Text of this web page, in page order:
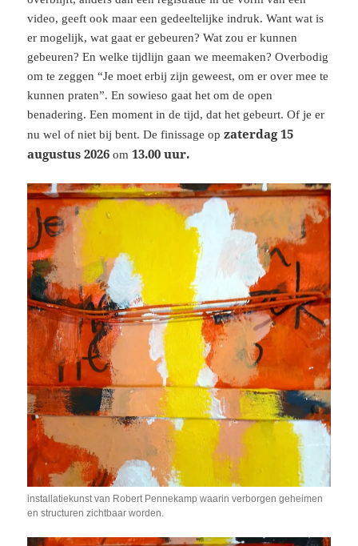
video, geeft ook maar een gedeeltelijke indruk. Want wat is
er mogelijk, wat gaat er gebeuren? Wat zou er kunnen
gebeuren? En welke tijdlijn gaan we meemaken? Overbodig
om te zeggen “Je moet erbij zijn geweest, om er over mee te
kunnen praten”. En sowieso gaat het om de open
benadering. Een moment in de tijd, dat het gebeurt. Of je er
nu wel of niet bij bent. De finissage opzaterdag 15
augustus 2026om 13.00 uur.
installatiekunst van Robert Pennekamp waarin verborgen geheimen
en structuren zichtbaar worden.